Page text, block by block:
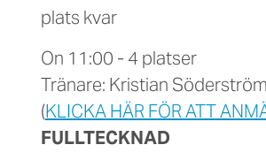
plats kvar
On 11:00 - 4 platser
Tränare: Kristian
(KLICKA HÄR FÖR ATT
FULLTECKNAD